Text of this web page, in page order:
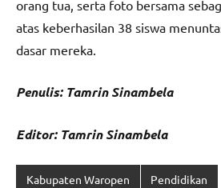
orang tua, serta foto bersama
atas keberhasilan 38 siswa
dasar mereka.
Penulis: Tamrin Sinambela
Editor: Tamrin Sinambela
Kabupaten Waropen Pendidikan